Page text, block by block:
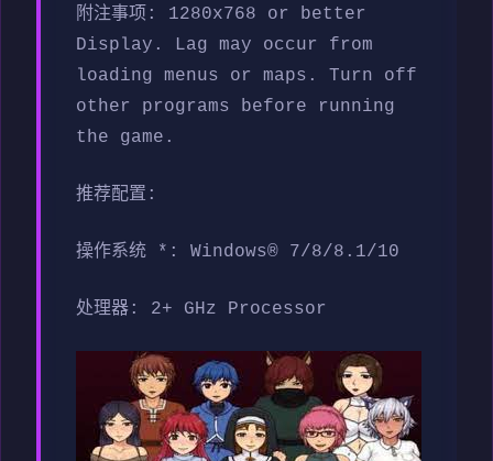
附注事项: 1280x768 or better
Display. Lag may occur from
loading menus or maps. Turn off
other programs before running
the game.
推荐配置:
操作系统 *: Windows® 7/8/8.1/10
处理器: 2+ GHz Processor